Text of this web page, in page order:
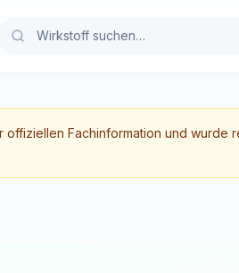
offiziellen Fachinformation und